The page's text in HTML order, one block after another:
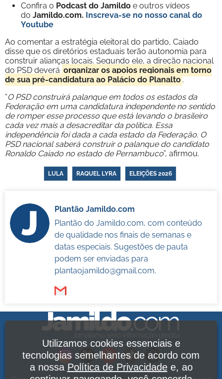
Confira o Podcast do Jamildo e outros vídeos
do Jamildo.com. Inscreva-se no nosso canal do
Youtube
Ao comentar a estratégia eleitoral do partido, Caiado
disse que os diretórios estaduais terão autonomia para
construir alianças locais. Segundo ele, a direção nacional
do PSD deverá organizar os apoios regionais em torno
de sua pré-candidatura ao Palácio do Planalto.
“O PSD construirá palanque em todos os estados da
Federação em uma candidatura independente no sentido
de romper esse processo que está levando o brasileiro
cada vez mais a desacreditar da política. Essa
independência foi dada a cada estado da Federação. O
PSD nacional saberá construir o palanque do candidato
Ronaldo Caiado no estado de Pernambuco”, afirmou.
LULA RAQUEL LYRA ELEIÇÕES 2026
Plantão Jamildo.com
Plantão do Jamildo.com, com conteúdo
de qualidade nos finais de semanas e
datas especiais. Sugestões de pauta
podem ser enviadas para
plantaojamildo@gmail.com.
Utilizamos cookies essenciais e
tecnologias semelhantes de acordo com
a nossa Política de Privacidadee, ao